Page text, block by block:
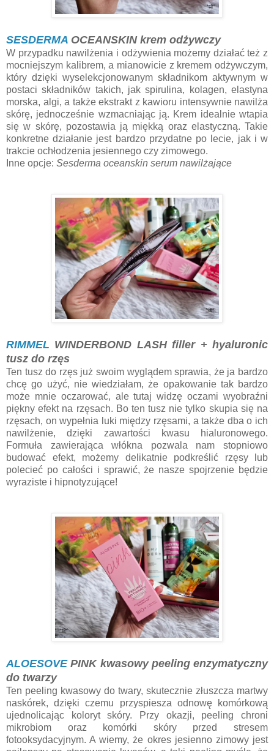
SESDERMA OCEANSKIN krem odżywczy
W przypadku nawilżenia i odżywienia możemy działać też z
mocniejszym kalibrem, a mianowicie z kremem odżywczym,
który dzięki wyselekcjonowanym składnikom aktywnym w
postaci składników takich, jak spirulina, kolagen, elastyna
morska, algi, a także ekstrakt z kawioru intensywnie nawilża
skórę, jednocześnie wzmacniając ją. Krem idealnie wtapia
się w skórę, pozostawia ją miękką oraz elastyczną. Takie
konkretne działanie jest bardzo przydatne po lecie, jak i w
trakcie ochłodzenia jesiennego czy zimowego.
Inne opcje: Sesderma oceanskin serum nawilżające
RIMMEL WINDERBOND LASH filler + hyaluronic
tusz do rzęs
Ten tusz do rzęs już swoim wyglądem sprawia, że ja bardzo
chcę go użyć, nie wiedziałam, że opakowanie tak bardzo
może mnie oczarować, ale tutaj widzę oczami wyobraźni
piękny efekt na rzęsach. Bo ten tusz nie tylko skupia się na
rzęsach, on wypełnia luki między rzęsami, a także dba o ich
nawilżenie, dzięki zawartości kwasu hialuronowego.
Formuła zawierająca włókna pozwala nam stopniowo
budować efekt, możemy delikatnie podkreślić rzęsy lub
polecieć po całości i sprawić, że nasze spojrzenie będzie
wyraziste i hipnotyzujące!
ALOESOVEPINK kwasowy peeling enzymatyczny
do twarzy
Ten peeling kwasowy do twary, skutecznie złuszcza martwy
naskórek, dzięki czemu przyspiesza odnowę komórkową
ujednolicając koloryt skóry. Przy okazji, peeling chroni
mikrobiom oraz komórki skóry przed stresem
fotooksydacyjnym. A wiemy, że okres jesienno zimowy jest